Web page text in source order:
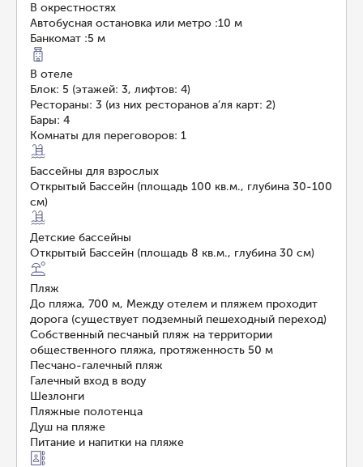
В окрестностях
Автобусная остановка или метро :10 м
Банкомат :5 м
В отеле
Блок: 5 (этажей: 3, лифтов: 4)
Рестораны: 3 (из них ресторанов а’ля карт: 2)
Бары: 4
Комнаты для переговоров: 1
Бассейны для взрослых
Открытый Бассейн (площадь 100 кв.м., глубина 30-100
см)
Детские бассейны
Открытый Бассейн (площадь 8 кв.м., глубина 30 см)
Пляж
До пляжа, 700 м, Между отелем и пляжем проходит
дорога (существует подземный пешеходный переход)
Собственный песчаный пляж на территории
общественного пляжа, протяженность 50 м
Песчано-галечный пляж
Галечный вход в воду
Шезлонги
Пляжные полотенца
Душ на пляже
Питание и напитки на пляже